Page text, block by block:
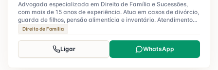
Advogada especializada em Direito de Família e Sucessões,
com mais de 15 anos de experiência. Atua em casos de divórcio,
guarda de filhos, pensão alimentícia e inventário. Atendimento
humanizado e personalizado.
Direito de Família
Ligar WhatsApp